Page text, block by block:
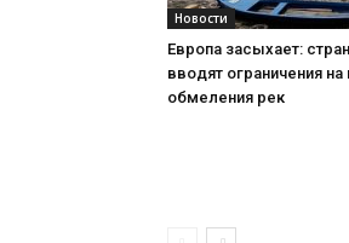
Новости
Европа засыхает:
вводят ограничения на
обмеления рек